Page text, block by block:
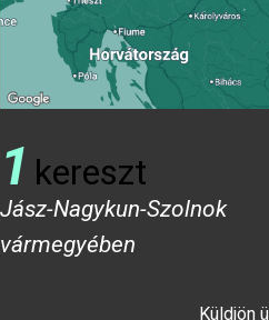
1 kereszt
Jász-Nagykun-Szolnok
vármegyében
Küldjön